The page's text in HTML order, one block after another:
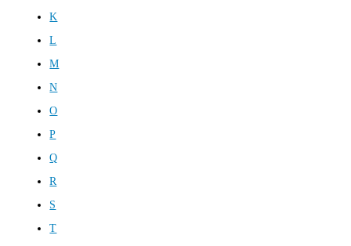
K
L
M
N
O
P
Q
R
S
T